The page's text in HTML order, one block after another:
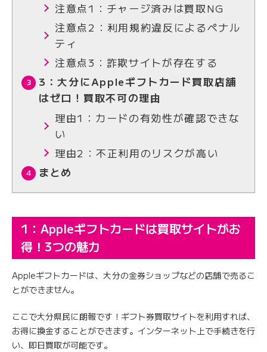
注意点1：チャージ済みは買取NG
注意点2：利用規約違反によるペナル
ティ
注意点3：詐欺サイトが存在する
3：大分にAppleギフトカード買取店舗
はゼロ！買取不可の理由
理由1：カードの有効性が確認できな
い
理由2：不正利用のリスクが高い
まとめ
1：Appleギフトカードは買取サイトがお
得！3つの魅力
Appleギフトカードは、大分の金券ショップなどの店舗で売るこ
とができません。
ここで大分県民に朗報です！ギフト券買取サイトを利用すれば、
お得に換金することができます。インターネット上で手続きを行
い、即日買取が可能です。